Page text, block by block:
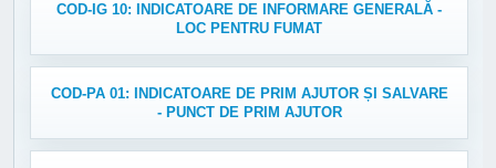
COD-IG 10: INDICATOARE DE INFORMARE GENERALĂ -
LOC PENTRU FUMAT
COD-PA 01: INDICATOARE DE PRIM AJUTOR ȘI SALVARE
- PUNCT DE PRIM AJUTOR